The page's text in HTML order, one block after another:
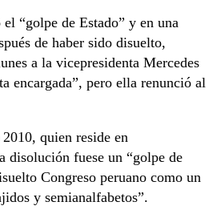
“golpe de Estado” y en una
de haber sido disuelto,
a la vicepresidenta Mercedes
encargada”, pero ella renunció al
quien reside en
disolución fuese un “golpe de
Congreso peruano como un
y semianalfabetos”.